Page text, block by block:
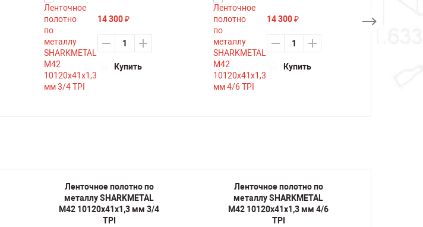
14 300 ₽
Купить
14 300 ₽
Купить
Ленточное полотно по
металлу SHARKMETAL
M42 10120х41х1,3 мм 3/4
TPI
Ленточное полотно по
металлу SHARKMETAL
M42 10120х41х1,3 мм 4/6
TPI